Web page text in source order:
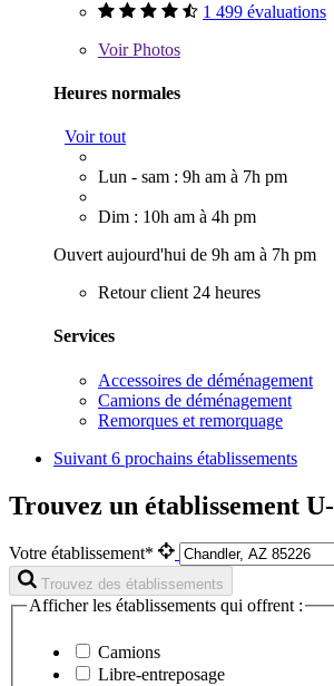
1 499 évaluations
VoirPhotos
Heures normales
Voir tout
Lun - sam : 9h am à 7h pm
Dim : 10h am à 4h pm
Ouvert aujourd'hui de 9h am à 7h pm
Retour client 24 heures
Services
Accessoires de déménagement
Camions de déménagement
Remorques et remorquage
Suivant 6 prochains établissements
Trouvez un établissement
Votre établissement*
Trouvez des établissements
Afficher les établissements qui offrent :
Camions
Libre-entreposage